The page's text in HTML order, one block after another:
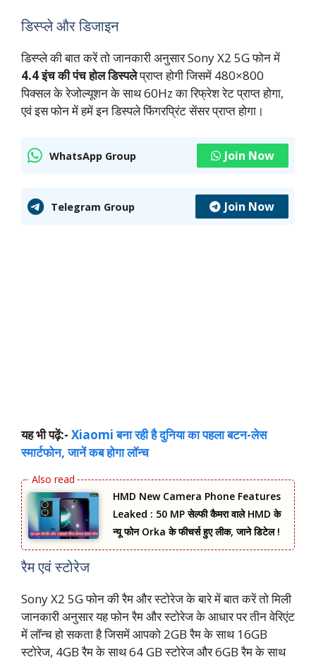
डिस्प्ले और डिजाइन
डिस्प्ले की बात करें तो जानकारी अनुसार Sony X2 5G फोन में
4.4 इंच की पंच होल डिस्पलेप्राप्त होगी जिसमें 480×800
पिक्सल के रेजोल्यूशन के साथ 60Hz का रिफ्रेश रेट प्राप्त होगा,
एवं इस फोन में हमें इन डिस्पले फिंगरप्रिंट सेंसर प्राप्त होगा।
WhatsApp Group Join Now
Telegram Group Join Now
यह भी पढ़ें:- Xiaomi बना रही है दुनिया का पहला बटन-लेस
स्मार्टफोन, जानें कब होगा लॉन्च
HMD New Camera Phone Features
Leaked : 50 MP सेल्फी कैमरा वाले HMD के
न्यू फोन Orka के फीचर्स हुए लीक, जाने डिटेल !
रैम एवं स्टोरेज
Sony X2 5G फोन की रैम और स्टोरेज के बारे में बात करें तो मिली
जानकारी अनुसार यह फोन रैम और स्टोरेज के आधार पर तीन वेरिएंट
में लॉन्च हो सकता है जिसमें आपको 2GB रैम के साथ 16GB
स्टोरेज, 4GB रैम के साथ 64 GB स्टोरेज और 6GB रैम के साथ